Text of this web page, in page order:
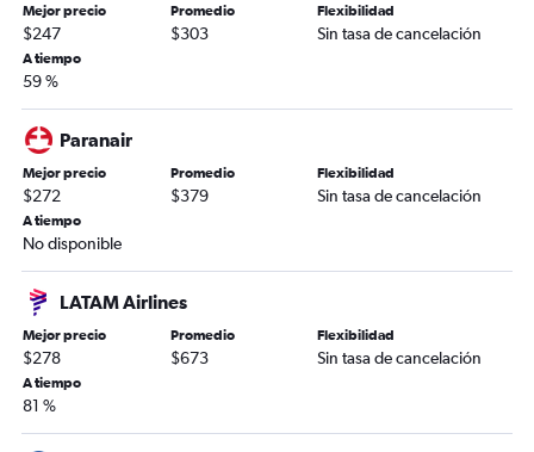
Mejor precio
$247
Promedio
$303
Flexibilidad
Sin tasa de cancelación
A tiempo
59 %
Paranair
Mejor precio
$272
Promedio
$379
Flexibilidad
Sin tasa de cancelación
A tiempo
No disponible
LATAM Airlines
Mejor precio
$278
Promedio
$673
Flexibilidad
Sin tasa de cancelación
A tiempo
81 %